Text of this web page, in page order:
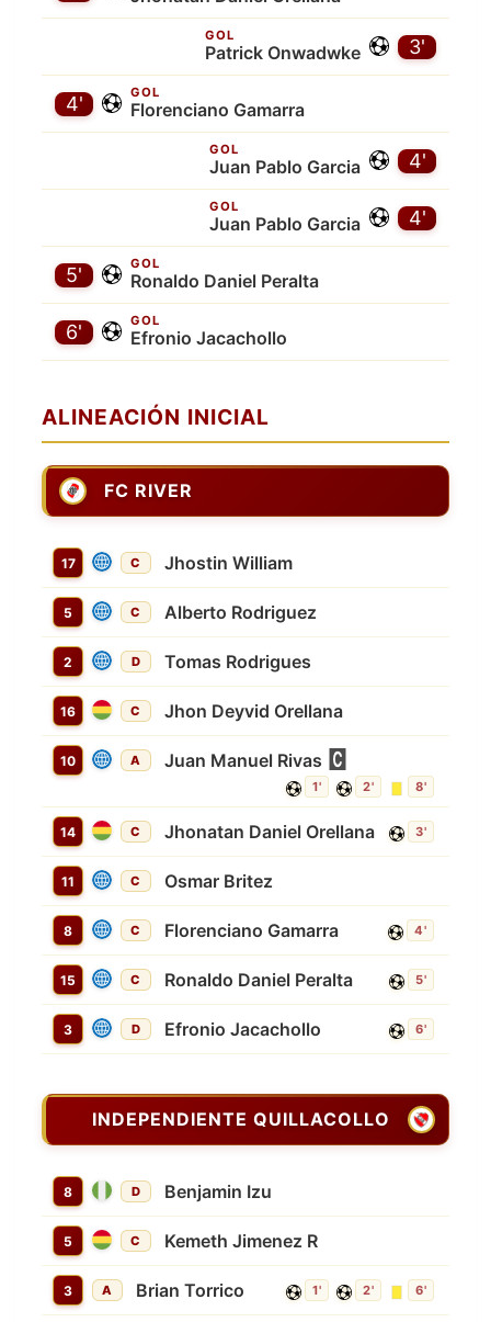
3'
GOL
Patrick Onwadwke
GOL
Florenciano Gamarra
4'
4'
GOL
Juan Pablo Garcia
4'
GOL
Juan Pablo Garcia
GOL
Ronaldo Daniel Peralta
5'
GOL
Efronio Jacachollo
6'
ALINEACIÓN INICIAL
FC RIVER
17 C Jhostin William
5 C Alberto Rodriguez
2 D Tomas Rodrigues
16 C Jhon Deyvid Orellana
10 A Juan Manuel Rivas
1' 2' 8'
14 C Jhonatan Daniel Orellana 3'
11 C Osmar Britez
8 C Florenciano Gamarra 4'
15 C Ronaldo Daniel Peralta 5'
3 D Efronio Jacachollo 6'
INDEPENDIENTE QUILLACOLLO
8 D Benjamin Izu
5 C Kemeth Jimenez R
3 A Brian Torrico 1' 2' 6'